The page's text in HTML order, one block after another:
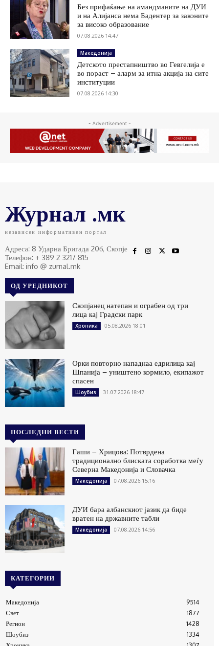
Без прифаќање на амандманите на ДУИ
и на Алијанса нема Бадентер за законите
за високо образование
07.08.2026 14:47
Македонија
Детското престапништво во Гевгелија е
во пораст – аларм за итна акција на сите
институции
07.08.2026 14:30
- Advertisement -
Журнал .мк
независен информативен портал
Адреса: 8 Ударна Бригада 20б, Скопје
Телефон: + 389 2 3217 815
Email: info @ zurnal.mk
ОД УРЕДНИКОТ
Скопјанец натепан и ограбен од три
лица кај Градски парк
Хроника 05.08.2026 18:01
Орки повторно нападнаа едрилица кај
Шпанија – уништено кормило, екипажот
спасен
Шоубиз 31.07.2026 18:47
ПОСЛЕДНИ ВЕСТИ
Гаши – Хрицова: Потврдена
традиционално блиската соработка меѓу
Северна Македонија и Словачка
Македонија 07.08.2026 15:16
ДУИ бара албанскиот јазик да биде
вратен на државните табли
Македонија 07.08.2026 14:56
КАТЕГОРИИ
Македонија
9514
Свет
1877
Регион
1428
Шоубиз
1334